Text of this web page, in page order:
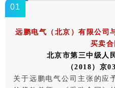
01
远鹏电气（北京）有限公司
买卖
北京市第三中级人
（2018）京
关于远鹏电气公司主张的应